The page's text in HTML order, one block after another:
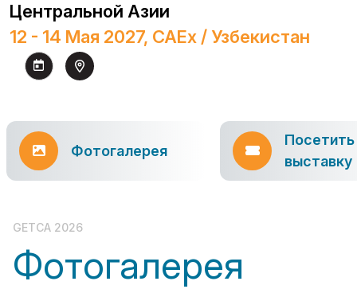
Центральной Азии
12 - 14 Мая 2027, CAEx / Узбекистан
Фотогалерея
Посетить
выставку
GETCA 2026
Фотогалерея